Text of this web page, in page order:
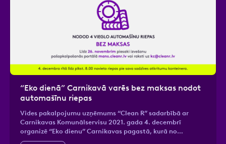
“Eko dienā” Carnikavā varēs bez maksas nodot
automašīnu riepas
Vides pakalpojumu uzņēmums “Clean R” sadarbībā ar
Carnikavas Komunālservisu 2021. gada 4. decembrī
organizē “Eko dienu” Carnikavas pagastā, kurā no…